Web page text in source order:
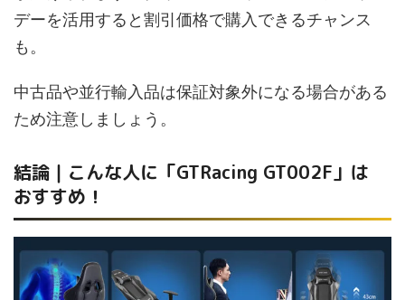
デーを活用すると割引価格で購入できるチャンス
も。
中古品や並行輸入品は保証対象外になる場合がある
ため注意しましょう。
結論｜こんな人に「GTRacing GT002F」は
おすすめ！